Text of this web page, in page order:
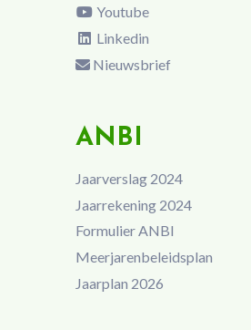
Youtube
Linkedin
Nieuwsbrief
ANBI
Jaarverslag 2024
Jaarrekening 2024
Formulier ANBI
Meerjarenbeleidsplan
Jaarplan 2026